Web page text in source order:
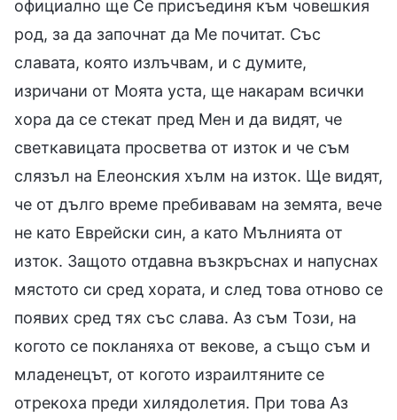
официално ще Се присъединя към човешкия
род, за да започнат да Ме почитат. Със
славата, която излъчвам, и с думите,
изричани от Моята уста, ще накарам всички
хора да се стекат пред Мен и да видят, че
светкавицата просветва от изток и че съм
слязъл на Елеонския хълм на изток. Ще видят,
че от дълго време пребивавам на земята, вече
не като Еврейски син, а като Мълнията от
изток. Защото отдавна възкръснах и напуснах
мястото си сред хората, и след това отново се
появих сред тях със слава. Аз съм Този, на
когото се покланяха от векове, а също съм и
младенецът, от когото израилтяните се
отрекоха преди хилядолетия. При това Аз